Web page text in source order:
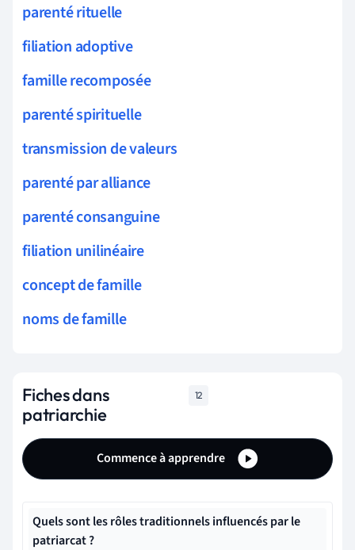
parenté rituelle
filiation adoptive
famille recomposée
parenté spirituelle
transmission de valeurs
parenté par alliance
parenté consanguine
filiation unilinéaire
concept de famille
noms de famille
Fiches dans
patriarchie
12
Commence à apprendre
Quels sont les rôles traditionnels influencés par le
patriarcat ?